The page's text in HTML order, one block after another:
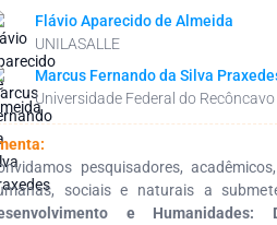
Flávio Aparecido de Almeida
UNILASALLE
Marcus Fernando da Silva
Universidade Federal do
pesquisadores,
sociais e naturais a
e